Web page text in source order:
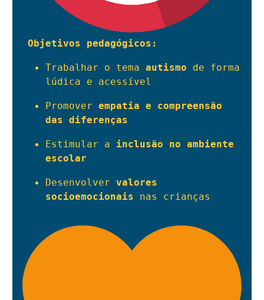
Objetivos pedagógicos:
Trabalhar o tema autismo de forma
lúdica e acessível
Promover empatia e compreensão
das diferenças
Estimular a inclusão no ambiente
escolar
Desenvolver valores
socioemocionais nas crianças